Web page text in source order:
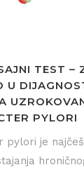
TEST –
U
PYLORI
pylori je